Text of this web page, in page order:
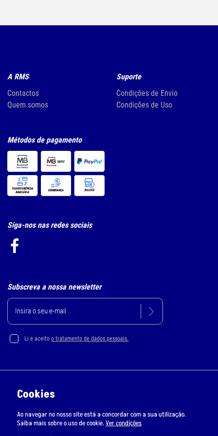
A RMS
Contactos
Quem somos
Suporte
Condições de Envio
Condições de Uso
Métodos de pagamento
Siga-nos nas redes sociais
Subscreva a nossa newsletter
Li e aceito o tratamento de dados pessoais.
Livro de Reclamações Online
Cookies
Ao navegar no nosso site está a concordar com a sua utilização.
Saiba mais sobre o uso de cookie.Ver condições